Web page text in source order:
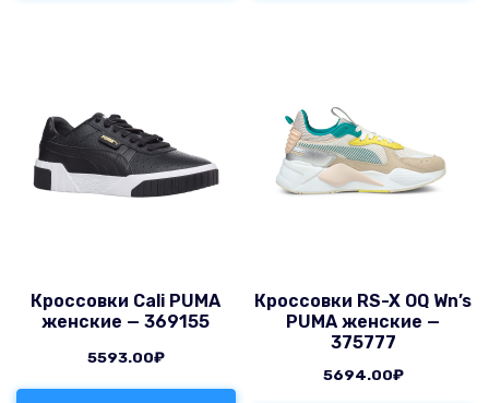
Кроссовки Cali PUMA
женские — 369155
5593.00₽
Кроссовки RS-X OQ Wn’s
PUMA женские —
375777
5694.00₽